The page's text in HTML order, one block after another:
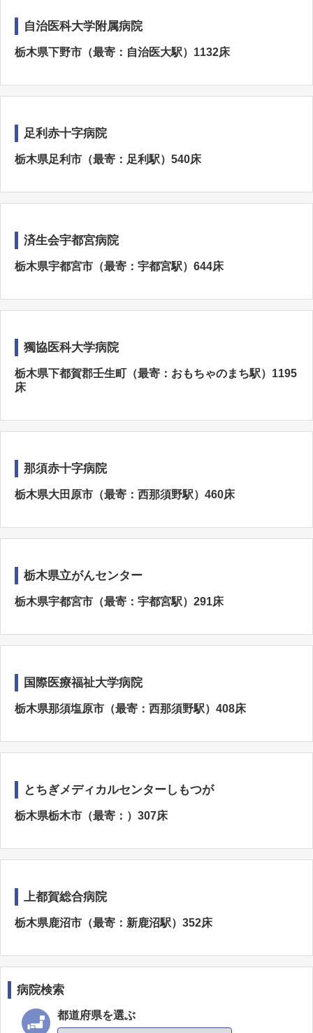
自治医科大学附属病院
栃木県下野市（最寄：自治医大駅）1132床
足利赤十字病院
栃木県足利市（最寄：足利駅）540床
済生会宇都宮病院
栃木県宇都宮市（最寄：宇都宮駅）644床
獨協医科大学病院
栃木県下都賀郡壬生町（最寄：おもちゃのまち駅）1195
床
那須赤十字病院
栃木県大田原市（最寄：西那須野駅）460床
栃木県立がんセンター
栃木県宇都宮市（最寄：宇都宮駅）291床
国際医療福祉大学病院
栃木県那須塩原市（最寄：西那須野駅）408床
とちぎメディカルセンターしもつが
栃木県栃木市（最寄：）307床
上都賀総合病院
栃木県鹿沼市（最寄：新鹿沼駅）352床
病院検索
都道府県を選ぶ